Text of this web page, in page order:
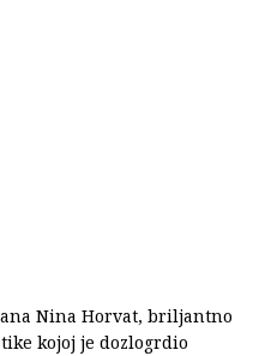
Nina Horvat, briljantno
kojoj je dozlogrdio